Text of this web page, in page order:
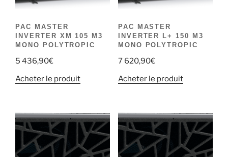
PAC MASTER
INVERTER XM 105 M3
MONO POLYTROPIC
5 436,90€
Acheter le produit
PAC MASTER
INVERTER L+ 150 M3
MONO POLYTROPIC
7 620,90€
Acheter le produit